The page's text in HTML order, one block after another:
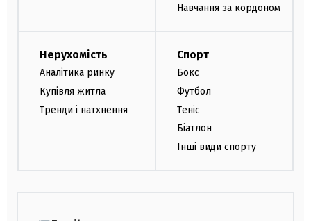
Навчання за кордоном
Нерухомість
Аналітика ринку
Купівля житла
Тренди і натхнення
Спорт
Бокс
Футбол
Теніс
Біатлон
Інші види спорту